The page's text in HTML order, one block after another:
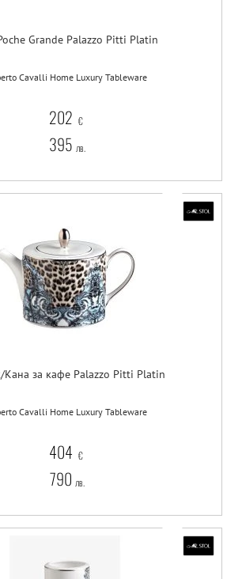
Grande Palazzo Pitti Platin
Cavalli Home Luxury Tableware
202 €
395 лв.
Кана за кафе Palazzo Pitti Platin
Cavalli Home Luxury Tableware
404 €
790 лв.